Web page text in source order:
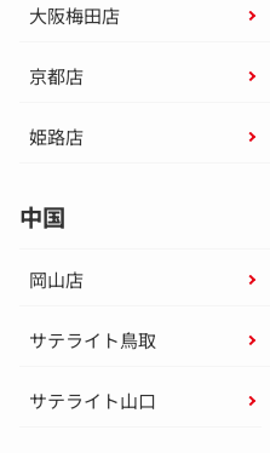
大阪梅田店
京都店
姫路店
中国
岡山店
サテライト鳥取
サテライト山口